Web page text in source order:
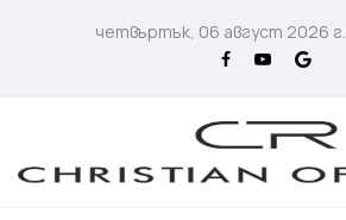
четвъртък, 06 август 2026 г.